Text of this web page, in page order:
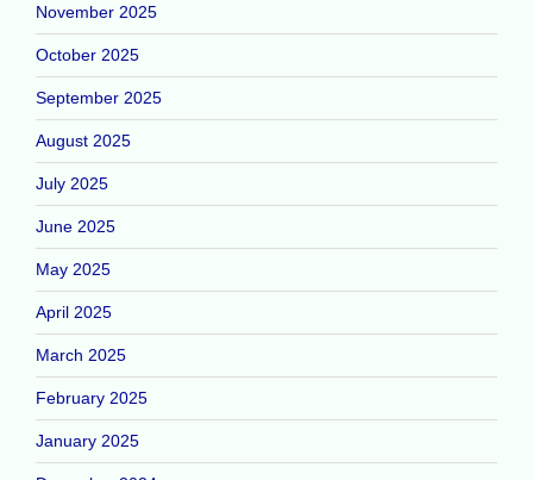
November 2025
October 2025
September 2025
August 2025
July 2025
June 2025
May 2025
April 2025
March 2025
February 2025
January 2025